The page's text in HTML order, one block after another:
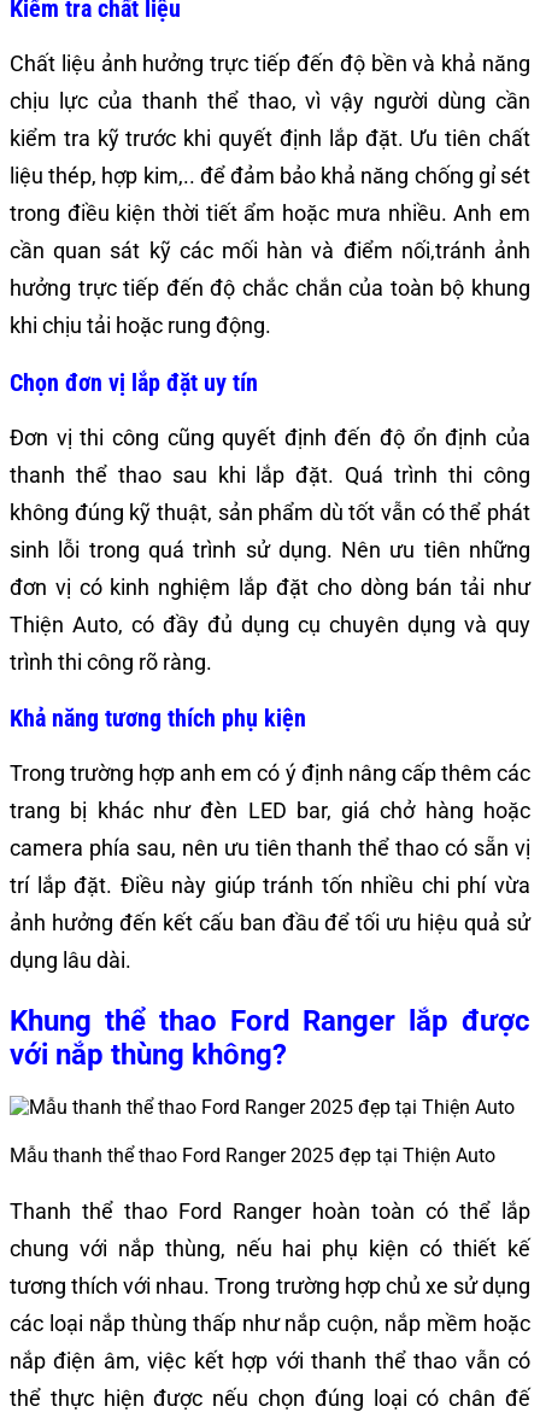
Kiểm tra chất liệu
Chất liệu ảnh hưởng trực tiếp đến độ bền và khả năng
chịu lực của thanh thể thao, vì vậy người dùng cần
kiểm tra kỹ trước khi quyết định lắp đặt. Ưu tiên chất
liệu thép, hợp kim,.. để đảm bảo khả năng chống gỉ sét
trong điều kiện thời tiết ẩm hoặc mưa nhiều. Anh em
cần quan sát kỹ các mối hàn và điểm nối,tránh ảnh
hưởng trực tiếp đến độ chắc chắn của toàn bộ khung
khi chịu tải hoặc rung động.
Chọn đơn vị lắp đặt uy tín
Đơn vị thi công cũng quyết định đến độ ổn định của
thanh thể thao sau khi lắp đặt. Quá trình thi công
không đúng kỹ thuật, sản phẩm dù tốt vẫn có thể phát
sinh lỗi trong quá trình sử dụng. Nên ưu tiên những
đơn vị có kinh nghiệm lắp đặt cho dòng bán tải như
Thiện Auto, có đầy đủ dụng cụ chuyên dụng và quy
trình thi công rõ ràng.
Khả năng tương thích phụ kiện
Trong trường hợp anh em có ý định nâng cấp thêm các
trang bị khác như đèn LED bar, giá chở hàng hoặc
camera phía sau, nên ưu tiên thanh thể thao có sẵn vị
trí lắp đặt. Điều này giúp tránh tốn nhiều chi phí vừa
ảnh hưởng đến kết cấu ban đầu để tối ưu hiệu quả sử
dụng lâu dài.
Khung thể thao Ford Ranger lắp được
với nắp thùng không?
Mẫu thanh thể thao Ford Ranger 2025 đẹp tại Thiện Auto
Thanh thể thao Ford Ranger hoàn toàn có thể lắp
chung với nắp thùng, nếu hai phụ kiện có thiết kế
tương thích với nhau. Trong trường hợp chủ xe sử dụng
các loại nắp thùng thấp như nắp cuộn, nắp mềm hoặc
nắp điện âm, việc kết hợp với thanh thể thao vẫn có
thể thực hiện được nếu chọn đúng loại có chân đế